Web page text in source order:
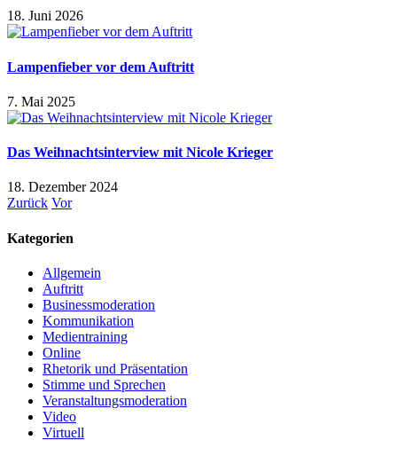
18. Juni 2026
Lampenfieber vor dem Auftritt
7. Mai 2025
Das Weihnachtsinterview mit Nicole Krieger
18. Dezember 2024
Zurück Vor
Kategorien
Allgemein
Auftritt
Businessmoderation
Kommunikation
Medientraining
Online
Rhetorik und Präsentation
Stimme und Sprechen
Veranstaltungsmoderation
Video
Virtuell